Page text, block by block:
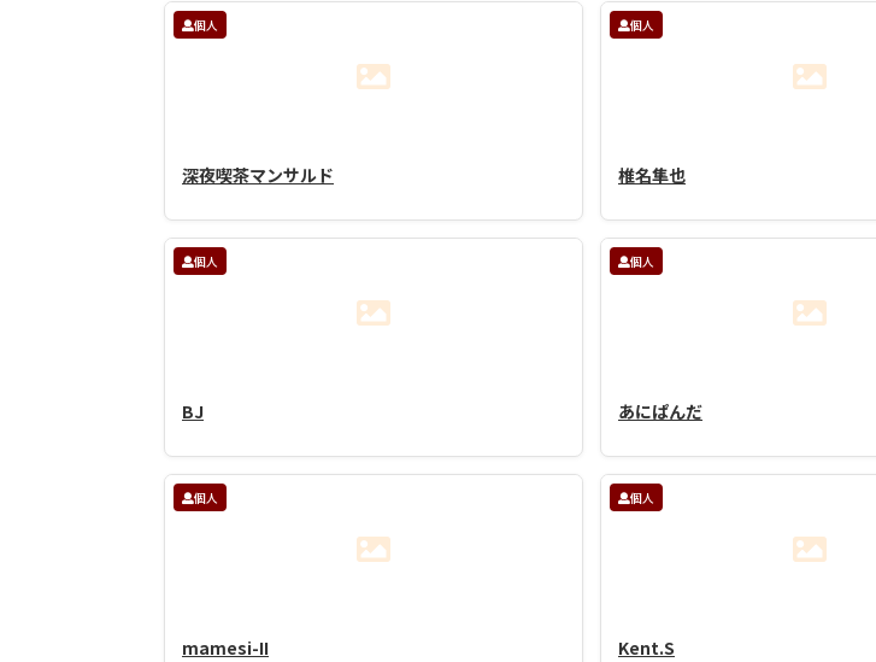
個人
深夜喫茶マンサルド
個人
椎名隼也
個人
BJ
個人
あにぱんだ
個人
mamesi-II
個人
Kent.S